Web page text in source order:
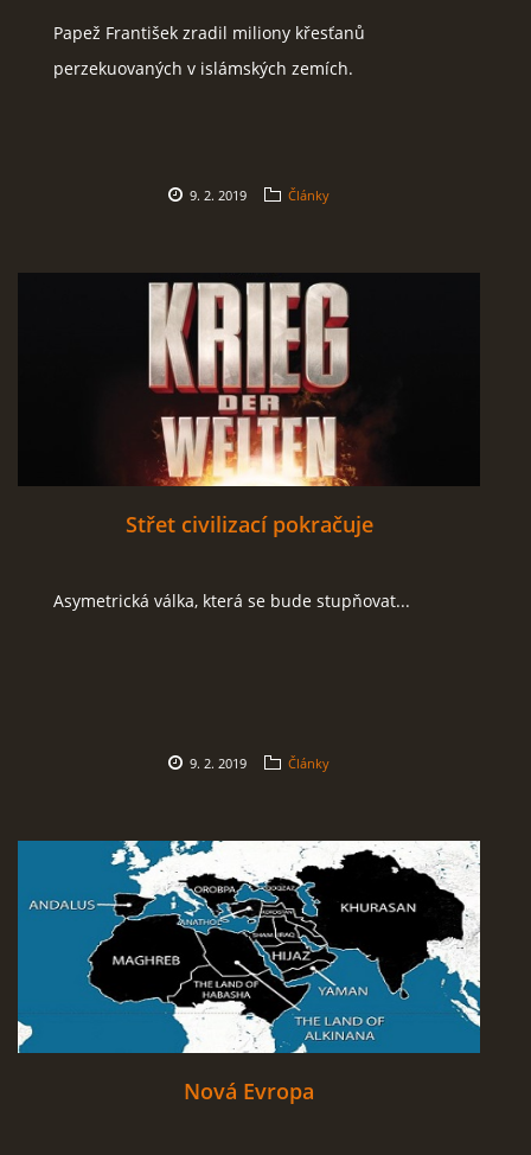
SOCIÁLNÍ SÍTĚ
Papež František zradil miliony křesťanů
perzekuovaných v islámských zemích.
9. 2. 2019 Články
Střet civilizací pokračuje
Asymetrická válka, která se bude stupňovat...
9. 2. 2019 Články
Nová Evropa